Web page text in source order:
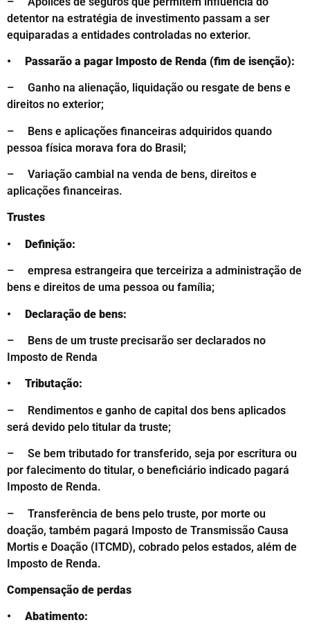
detentor na estratégia de investimento passam a ser
equiparadas a entidades controladas no exterior.
• Passarão a pagar Imposto de Renda (fim de isenção):
– Ganho na alienação, liquidação ou resgate de bens e
direitos no exterior;
– Bens e aplicações financeiras adquiridos quando
pessoa física morava fora do Brasil;
– Variação cambial na venda de bens, direitos e
aplicações financeiras.
Trustes
• Definição:
– empresa estrangeira que terceiriza a administração de
bens e direitos de uma pessoa ou família;
• Declaração de bens:
– Bens de um truste precisarão ser declarados no
Imposto de Renda
• Tributação:
– Rendimentos e ganho de capital dos bens aplicados
será devido pelo titular da truste;
– Se bem tributado for transferido, seja por escritura ou
por falecimento do titular, o beneficiário indicado pagará
Imposto de Renda.
– Transferência de bens pelo truste, por morte ou
doação, também pagará Imposto de Transmissão Causa
Mortis e Doação (ITCMD), cobrado pelos estados, além de
Imposto de Renda.
Compensação de perdas
• Abatimento: